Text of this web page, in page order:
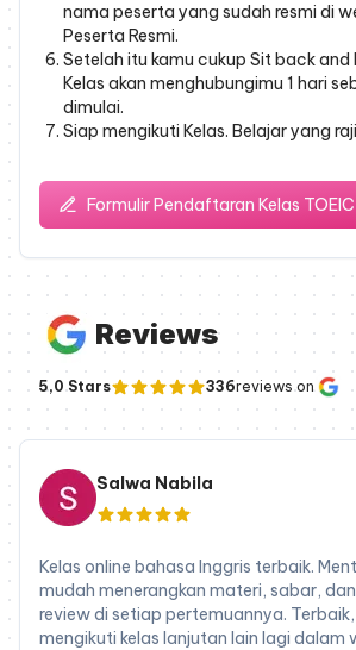
nama peserta yang sudah resmi di
Peserta Resmi.
Setelah itu kamu cukup Sit back and
Kelas akan menghubungimu 1 hari
dimulai.
Siap mengikuti Kelas. Belajar yang
Formulir Pendaftaran Kelas TOEIC
Reviews
5,0 Stars 336reviews on
Salwa Nabila
Kelas online bahasa Inggris terbaik.
mudah menerangkan materi, sabar,
review di setiap pertemuannya.
mengikuti kelas lanjutan lain lagi dalam